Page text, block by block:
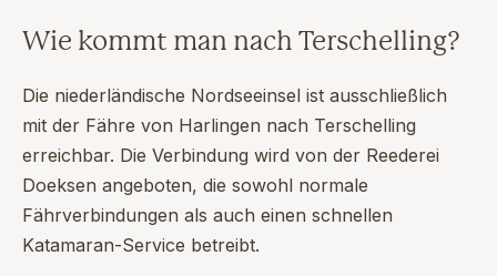
Wie kommt man nach Terschelling?
Die niederländische Nordseeinsel ist ausschließlich
mit der Fähre von Harlingen nach Terschelling
erreichbar. Die Verbindung wird von der Reederei
Doeksen angeboten, die sowohl normale
Fährverbindungen als auch einen schnellen
Katamaran-Service betreibt.